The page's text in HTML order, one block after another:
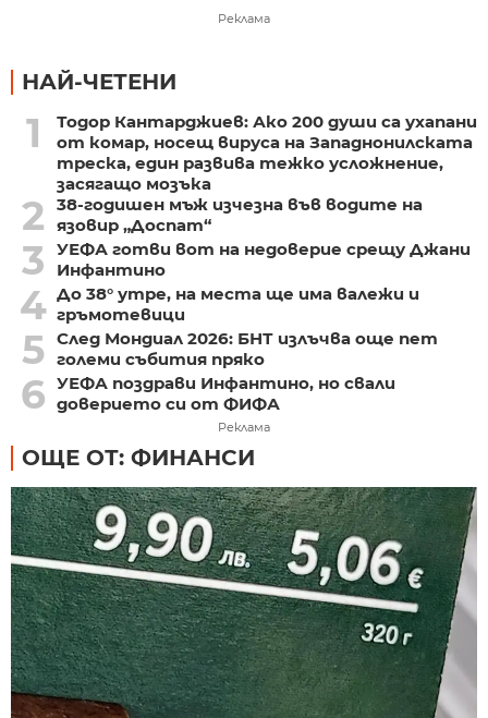
Реклама
НАЙ-ЧЕТЕНИ
1
Тодор Кантарджиев: Ако 200 души са ухапани
от комар, носещ вируса на Западнонилската
треска, един развива тежко усложнение,
засягащо мозъка
2
38-годишен мъж изчезна във водите на
язовир „Доспат“
3
УЕФА готви вот на недоверие срещу Джани
Инфантино
4 До 38° утре, на места ще има валежи и
гръмотевици
5 След Мондиал 2026: БНТ излъчва още пет
големи събития пряко
6 УЕФА поздрави Инфантино, но свали
доверието си от ФИФА
Реклама
ОЩЕ ОТ: ФИНАНСИ